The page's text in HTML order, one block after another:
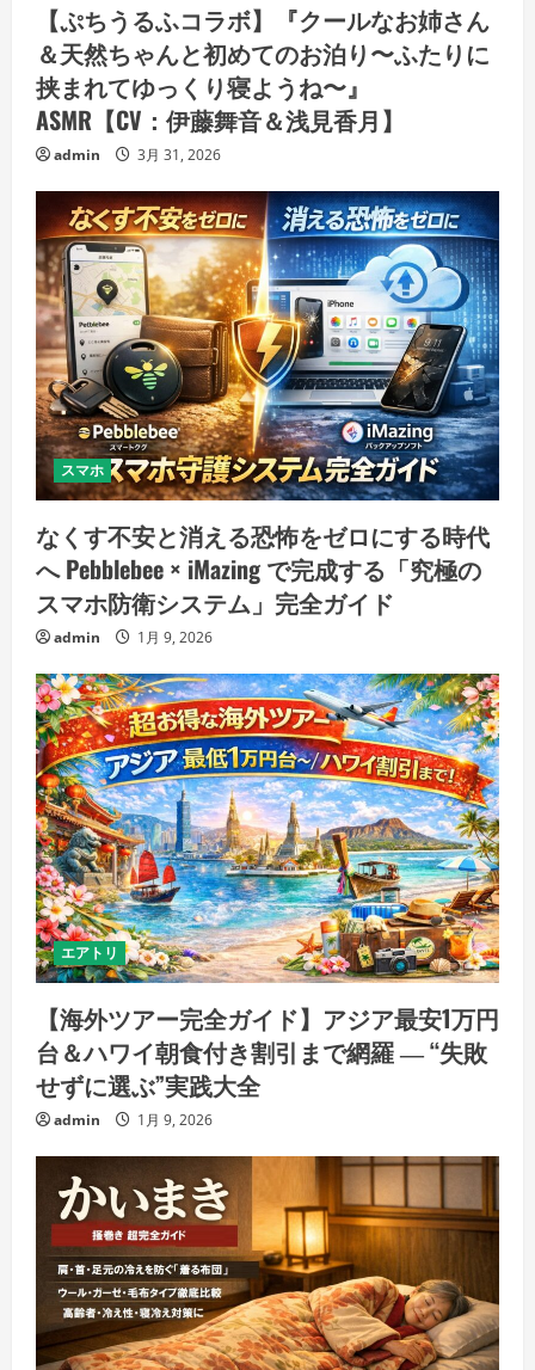
【ぷちうるふコラボ】『クールなお姉さん
＆天然ちゃんと初めてのお泊り〜ふたりに
挟まれてゆっくり寝ようね〜』
ASMR【CV：伊藤舞音＆浅見香月】
admin 3月 31, 2026
スマホ
なくす不安と消える恐怖をゼロにする時代
へ Pebblebee × iMazing で完成する「究極の
スマホ防衛システム」完全ガイド
admin 1月 9, 2026
エアトリ
【海外ツアー完全ガイド】アジア最安1万円
台＆ハワイ朝食付き割引まで網羅 ― “失敗
せずに選ぶ”実践大全
admin 1月 9, 2026